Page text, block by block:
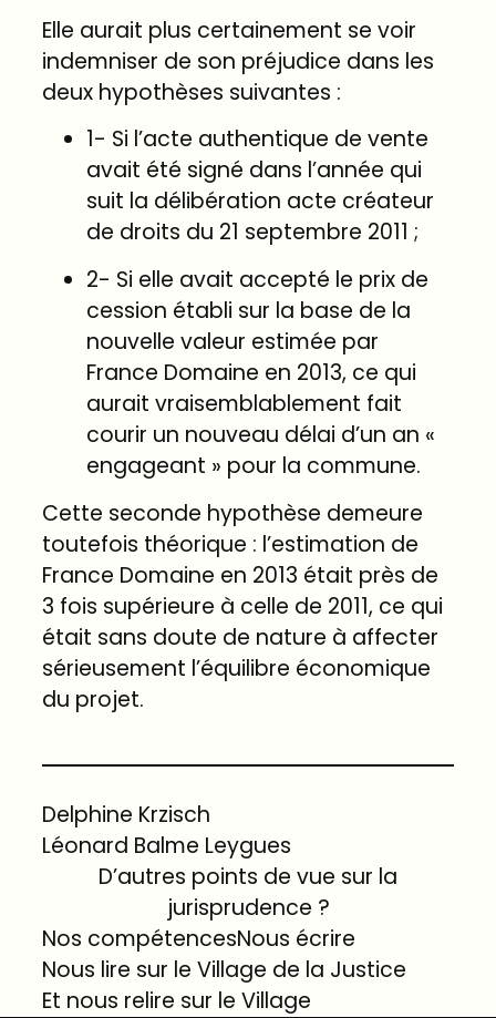
Elle aurait plus certainement se voir
indemniser de son préjudice dans les
deux hypothèses suivantes :
1- Si l’acte authentique de vente
avait été signé dans l’année qui
suit la délibération acte créateur
de droits du 21 septembre 2011 ;
2- Si elle avait accepté le prix de
cession établi sur la base de la
nouvelle valeur estimée par
France Domaine en 2013, ce qui
aurait vraisemblablement fait
courir un nouveau délai d’un an «
engageant » pour la commune.
Cette seconde hypothèse demeure
toutefois théorique : l’estimation de
France Domaine en 2013 était près de
3 fois supérieure à celle de 2011, ce qui
était sans doute de nature à affecter
sérieusement l’équilibre économique
du projet.
Delphine Krzisch
Léonard Balme Leygues
D’autres points de vue sur la
jurisprudence ?
Nos compétencesNous écrire
Nous lire sur le Village de la Justice
Et nous relire sur le Village